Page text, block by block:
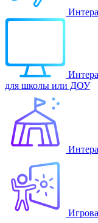
для школы или ДОУ